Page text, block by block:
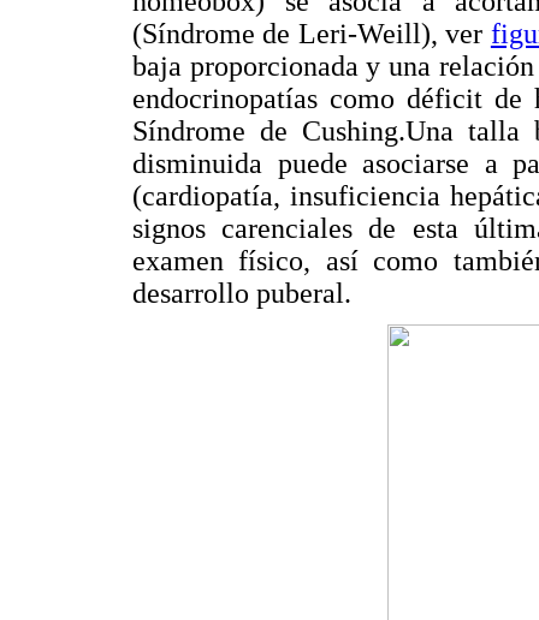
(Síndrome de Leri-Weill), ver
baja proporcionada y una
endocrinopatías como déficit
Síndrome de Cushing.Una
disminuida puede asociarse a
(cardiopatía, insuficiencia
signos carenciales de esta
examen físico, así como
desarrollo puberal.